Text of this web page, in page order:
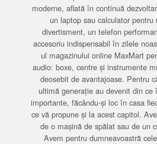
moderne, aflată în continuă
un laptop sau calculator pentru
divertisment, un telefon
accesoriu indispensabil în zilele
ul magazinului online MaxMart
audio: boxe, centre și instrumente
deosebit de avantajoase. Pentru
ultimă generație au devenit din ce
importante, făcându-și loc în casa
ce vă propune și la acest capitol.
de o mașină de spălat sau de un
Avem pentru dumneavoastră